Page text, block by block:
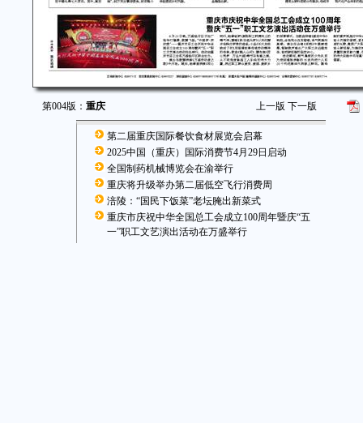
第004版： 重庆 上一版 下一版
第二届重庆国际餐饮食材展览会启幕
2025中国（重庆）国际消费节4月29日启动
全国制药机械博览会在渝举行
重庆将升级举办第二届低空飞行消费周
涪陵：“国民下饭菜”老坛腌出新菜式
重庆市庆祝中华全国总工会成立100周年暨庆“五
一”职工文艺演出活动在万盛举行